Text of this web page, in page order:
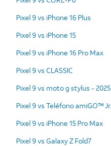
Pixel 9 vs iPhone 16 Plus
Pixel 9 vs iPhone 15
Pixel 9 vs iPhone 16 Pro Max
Pixel 9 vs CLASSIC
Pixel 9 vs moto g stylus - 2025
Pixel 9 vs Teléfono amiGO™ Jr.
Pixel 9 vs iPhone 15 Pro Max
Pixel 9 vs Galaxy Z Fold7